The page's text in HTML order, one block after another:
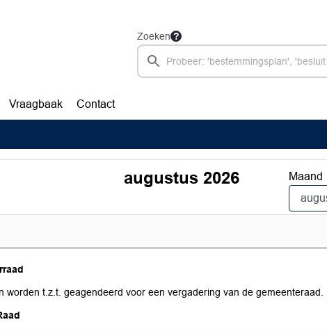
Zoeken
Vraagbaak Contact
augustus 2026 Maand
2026
worden t.z.t. geagendeerd voor een vergadering van de gemeenteraad.
2026